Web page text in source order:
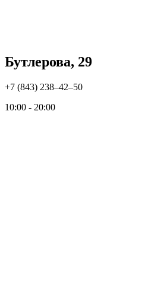
Бутлерова, 29
+7 (843) 238‒42‒50
10:00 - 20:00